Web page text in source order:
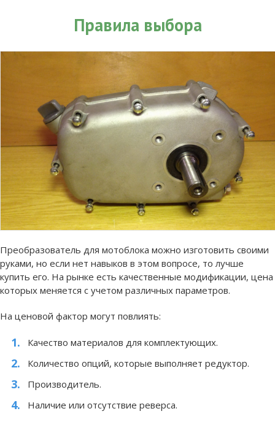
Правила выбора
Преобразователь для мотоблока можно изготовить своими
руками, но если нет навыков в этом вопросе, то лучше
купить его. На рынке есть качественные модификации, цена
которых меняется с учетом различных параметров.
На ценовой фактор могут повлиять:
Качество материалов для комплектующих.
Количество опций, которые выполняет редуктор.
Производитель.
Наличие или отсутствие реверса.